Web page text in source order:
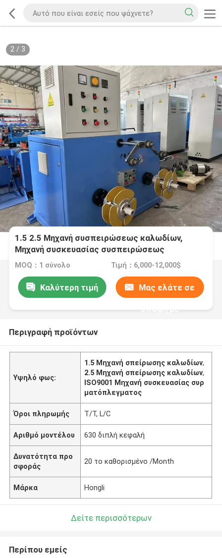
2/ 3
1.5 2.5 Μηχανή συσπειρώσεως καλωδίων,
Μηχανή συσκευασίας συσπειρώσεως
συρμάτων με κινητήρα σερβο
MOQ：1 σύνολο Τιμή：6,000-12,000$
Καλύτερη τιμή Μας ελάτε σε
επαφή με
Περιγραφή προϊόντων
Υψηλό φως:
1.5 Μηχανή σπείρωσης καλωδίων,
2.5 Μηχανή σπείρωσης καλωδίων,
ISO9001 Μηχανή συσκευασίας συρ
ματόπλεγματος
Όροι πληρωμής T/T, L/C
Αριθμό μοντέλου 630 διπλή κεφαλή
Δυνατότητα προ
σφοράς
20 το καθορισμένο /Month
Μάρκα Hongli
Δείτε περισσότερων
Περίπου εμείς